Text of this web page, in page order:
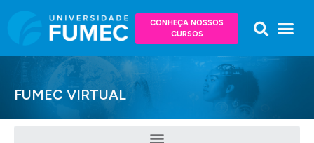
CONHEÇA NOSSOS
CURSOS
FUMEC VIRTUAL